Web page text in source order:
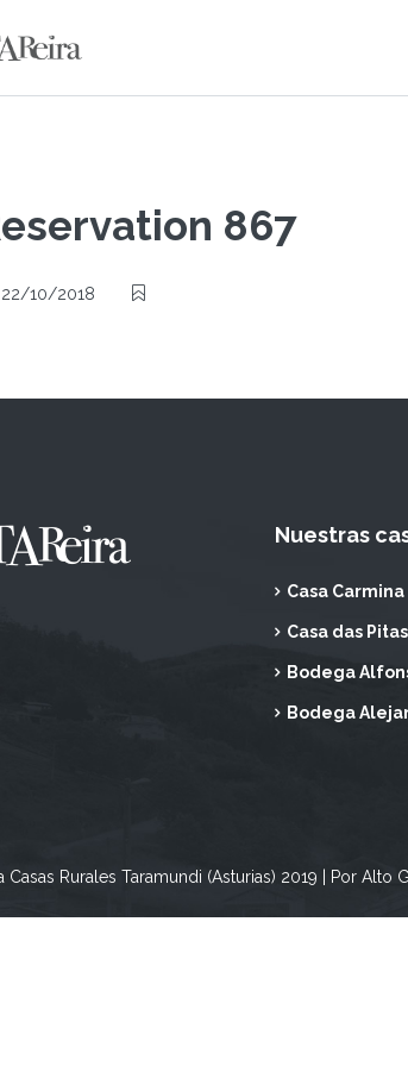
867
22/10/2018
Nuestras
Casa Carmina
Casa das Pitas
Bodega
Bodega
Casas Rurales Taramundi (Asturias) 2019 | Por Alto